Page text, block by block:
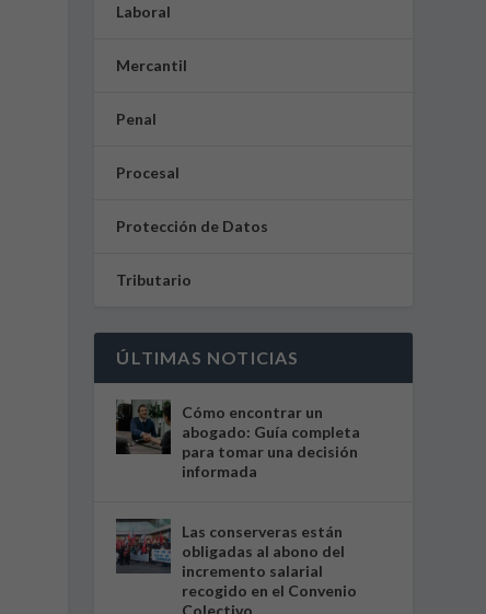
Laboral
Mercantil
Penal
Procesal
Protección de Datos
Tributario
ÚLTIMAS NOTICIAS
Cómo encontrar un
abogado: Guía completa
para tomar una decisión
informada
Las conserveras están
obligadas al abono del
incremento salarial
recogido en el Convenio
Colectivo